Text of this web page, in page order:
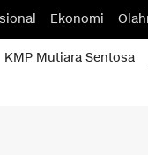
Ekonomi
KMP Mutiara Sentosa